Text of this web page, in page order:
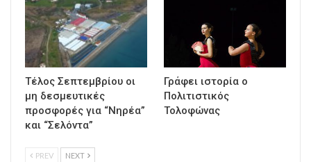
Τέλος Σεπτεμβρίου οι
μη δεσμευτικές
προσφορές για “Νηρέα”
και “Σελόντα”
Γράφει ιστορία ο
Πολιτιστικός
Τολοφώνας
PREV NEXT